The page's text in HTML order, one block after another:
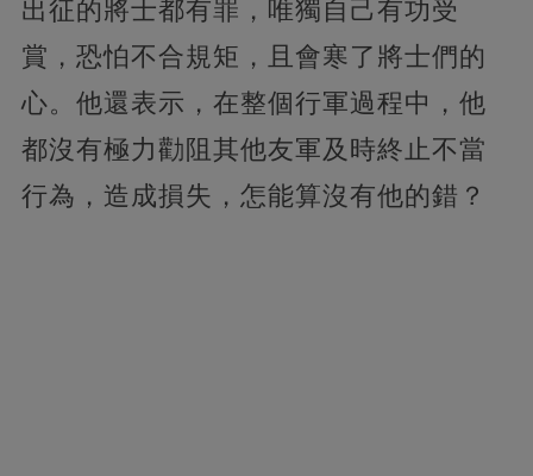
出征的將士都有罪，唯獨自己有功受
賞，恐怕不合規矩，且會寒了將士們的
心。他還表示，在整個行軍過程中，他
都沒有極力勸阻其他友軍及時終止不當
行為，造成損失，怎能算沒有他的錯？